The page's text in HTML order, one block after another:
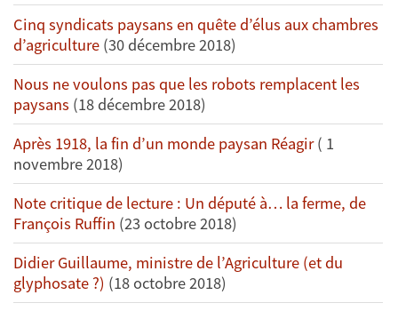
Cinq syndicats paysans en quête d’élus aux chambres
d’agriculture (30 décembre 2018)
Nous ne voulons pas que les robots remplacent les
paysans (18 décembre 2018)
Après 1918, la fin d’un monde paysan Réagir( 1
novembre 2018)
Note critique de lecture : Un député à… la ferme, de
François Ruffin (23 octobre 2018)
Didier Guillaume, ministre de l’Agriculture (et du
glyphosate ?) (18 octobre 2018)